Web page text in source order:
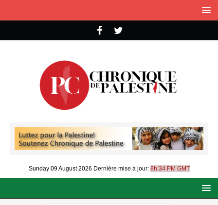
Sunday 09 August 2026 Dernière mise à jour: 8h:34 PM GMT